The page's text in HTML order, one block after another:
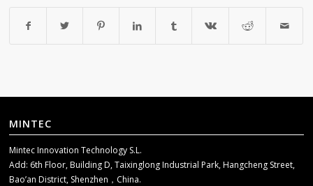
MINTEC
Mintec Innovation Technology S.L.
Add: 6th Floor, Building D, Taixinglong Industrial Park, Hangcheng Street,
Bao’an District, Shenzhen，China.